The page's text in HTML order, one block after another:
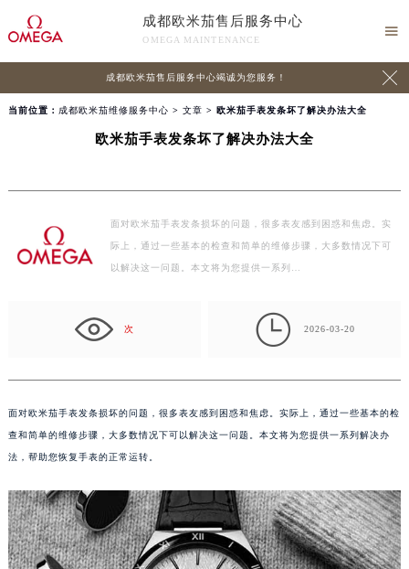
成都欧米茄售后服务中心
OMEGA MAINTENANCE

成都欧米茄售后服务中心竭诚为您服务！ 
当前位置： 成都欧米茄维修服务中心 > 文章 > 欧米茄手表发条坏了解决办法大全
欧米茄手表发条坏了解决办法大全
面对欧米茄手表发条损坏的问题，很多表友感到困惑和焦虑。实
际上，通过一些基本的检查和简单的维修步骤，大多数情况下可
以解决这一问题。本文将为您提供一系列…
次  2026-03-20
面对欧米茄手表发条损坏的问题，很多表友感到困惑和焦虑。实际上，通过一些基本的检
查和简单的维修步骤，大多数情况下可以解决这一问题。本文将为您提供一系列解决办
法，帮助您恢复手表的正常运转。